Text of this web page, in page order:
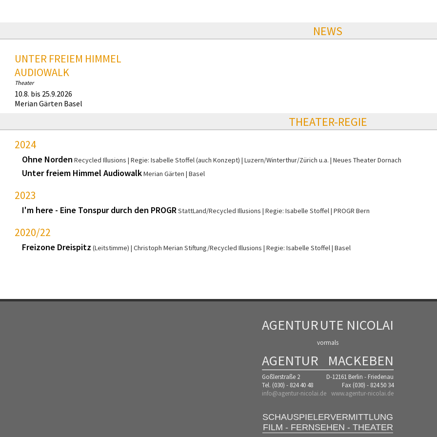
NEWS
UNTER FREIEM HIMMEL
AUDIOWALK
Theater
10.8. bis 25.9.2026
Merian Gärten Basel
THEATER-REGIE
2024
Ohne Norden Recycled Illusions Regie: Isabelle Stoffel (auch Konzept) Luzern/Winterthur/Zürich u.a. Neues Theater Dornach
Unter freiem Himmel AudiowalkMerian Gärten Basel
2023
I'm here - Eine Tonspur durch den PROGRStattLand/Recycled Illusions Regie: Isabelle Stoffel PROGR Bern
2020/22
Freizone Dreispitz (Leitstimme) Christoph Merian Stiftung/Recycled Illusions Regie: Isabelle Stoffel Basel
AGENTURUTE NICOLAI
vormals
AGENTUR MACKEBEN
Goßlerstraße 2
D-12161 Berlin - Friedenau
Tel. (030) - 824 40 48
Fax (030) - 824 50 34
info@agentur-nicolai.de www.agentur-nicolai.de
SCHAUSPIELERVERMITTLUNG
FILM - FERNSEHEN - THEATER